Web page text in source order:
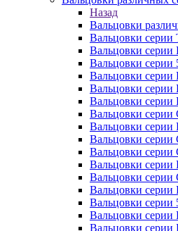
Назад
Вальцовки
Вальцовки серии
Вальцовки серии
Вальцовки серии
Вальцовки серии
Вальцовки
Вальцовки серии
Вальцовки
Вальцовки серии
Вальцовки
Вальцовки серии
Вальцовки серии
Вальцовки серии
Вальцовки
Вальцовки
Вальцовки
Вальцовки серии